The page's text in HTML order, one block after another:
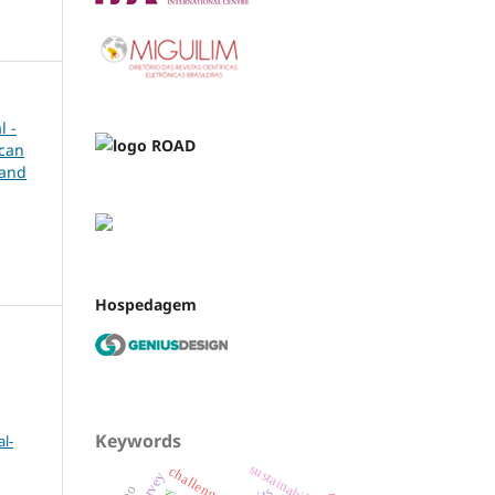
-
Hospedagem
Keywords